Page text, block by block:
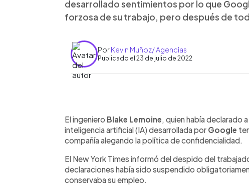
desarrollado sentimientos por lo que
forzosa de su trabajo, pero después de
PorKevin Muñoz/ Agencias
Publicado el 23 de julio de 2022
Escuchar artículo
El ingeniero Blake Lemoine , quien había declarado
inteligencia artificial (IA) desarrollada por Google
compañía alegando la política de confidencialidad.
El New York Times informó del despido del
declaraciones había sido suspendido
conservaba su empleo.